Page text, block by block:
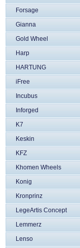
Forsage
Gianna
Gold Wheel
Harp
HARTUNG
iFree
Incubus
Inforged
K7
Keskin
KFZ
Khomen Wheels
Konig
Kronprinz
LegeArtis Concept
Lemmerz
Lenso